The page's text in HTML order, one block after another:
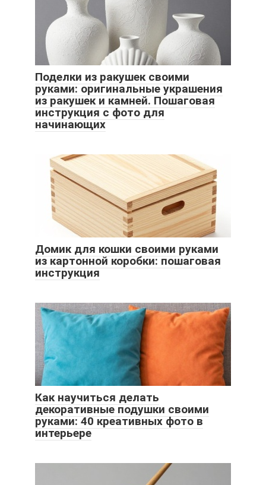
Поделки из ракушек своими
руками: оригинальные украшения
из ракушек и камней. Пошаговая
инструкция с фото для
начинающих
Домик для кошки своими руками
из картонной коробки: пошаговая
инструкция
Как научиться делать
декоративные подушки своими
руками: 40 креативных фото в
интерьере